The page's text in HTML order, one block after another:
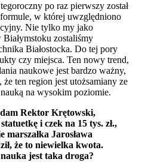
po raz pierwszy został
w której uwzględniono
Nie tylko my jako
zostaliśmy
Białostocka. Do tej pory
czy miejsca. Ten nowy trend,
naukowe jest bardzo ważny,
ten region jest utożsamiany ze
na wysokim poziomie.
Rektor Krętowski,
i czek na 15 tys. zł.,
Jarosława
że to niewielka kwota.
jest taka droga?